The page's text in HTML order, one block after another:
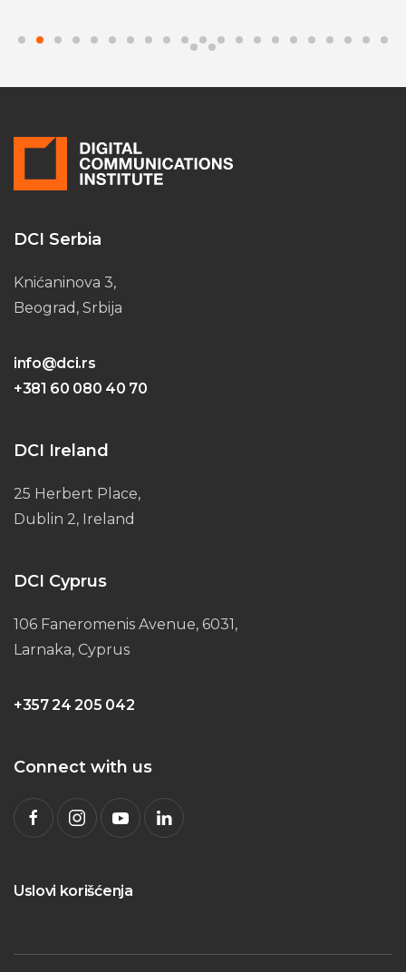
DCI Serbia
Knićaninova 3,
Beograd, Srbija
info@dci.rs
+381 60 080 40 70
DCI Ireland
25 Herbert Place,
Dublin 2, Ireland
DCI Cyprus
106 Faneromenis Avenue, 6031,
Larnaka, Cyprus
+357 24 205 042
Connect with us
Uslovi korišćenja